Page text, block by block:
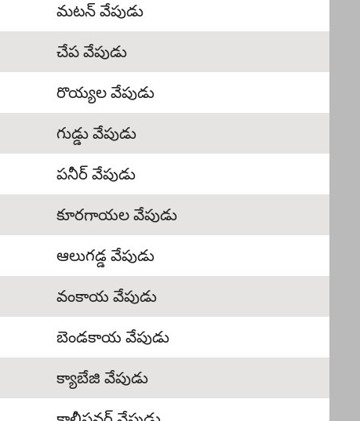
మటన్ వేపుడు
చేప వేపుడు
రొయ్యల వేపుడు
గుడ్డు వేపుడు
పనీర్ వేపుడు
కూరగాయల వేపుడు
ఆలుగడ్డ వేపుడు
వంకాయ వేపుడు
బెండకాయ వేపుడు
క్యాబేజి వేపుడు